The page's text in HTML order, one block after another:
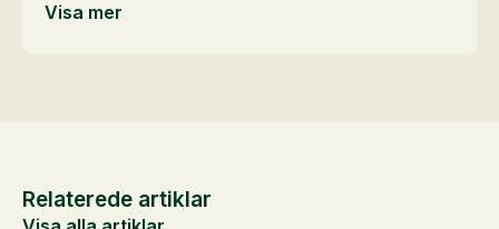
Visa mer
Relaterede artiklar